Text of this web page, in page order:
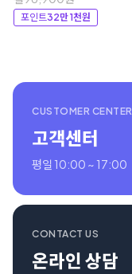
포인트32만 1천원
CUSTOMER CENTER
고객센터
평일 10:00 ~ 17:00
CONTACT US
온라인 상담